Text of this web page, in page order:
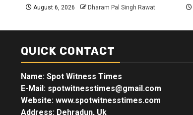
August 6, 2026 Dharam Pal Singh Rawat
QUICK CONTACT
Name: Spot Witness Times
E-Mail: spotwitnesstimes@gmail.com
Website: www.spotwitnesstimes.com
Address: Dehradun, Uk